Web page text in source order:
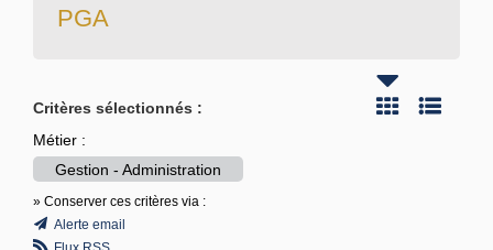
PGA
Critères sélectionnés :
Métier :
Gestion - Administration
» Conserver ces critères via :
Alerte email